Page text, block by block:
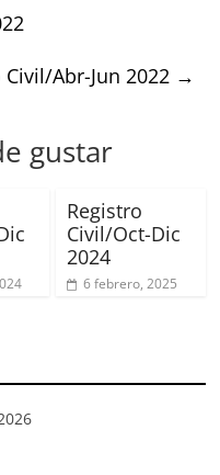
Civil/Abr-Jun 2022 →
gustar
Registro
Civil/Oct-Dic
2024
6 febrero, 2025